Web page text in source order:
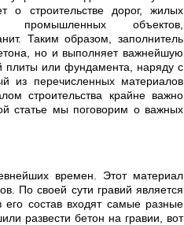
о строительстве дорог, жилых
объектов,
Таким образом, заполнитель
но и выполняет важнейшую
или фундамента, наряду с
из перечисленных материалов
строительства крайне важно
статье мы поговорим о важных
времен. Этот материал
По своей сути гравий является
состав входят самые разные
развести бетон на гравии, вот